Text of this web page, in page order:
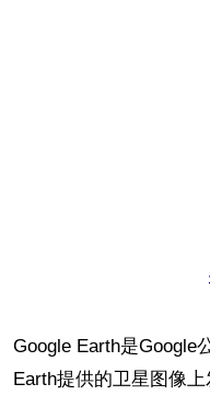
Google Earth是Google
Earth提供的卫星图像